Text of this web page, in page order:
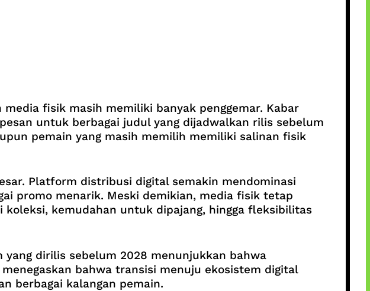
fisik masih memiliki banyak penggemar. Kabar
untuk berbagai judul yang dijadwalkan rilis sebelum
pemain yang masih memilih memiliki salinan fisik
Platform distribusi digital semakin mendominasi
promo menarik. Meski demikian, media fisik tetap
kemudahan untuk dipajang, hingga fleksibilitas
dirilis sebelum 2028 menunjukkan bahwa
bahwa transisi menuju ekosistem digital
berbagai kalangan pemain.